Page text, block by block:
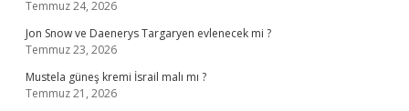
Temmuz 24, 2026
Jon Snow ve Daenerys Targaryen evlenecek mi ?
Temmuz 23, 2026
Mustela güneş kremi İsrail malı mı ?
Temmuz 21, 2026